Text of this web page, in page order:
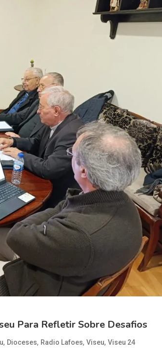
Para Refletir Sobre Desafios
, Dioceses, Radio Lafoes, Viseu, Viseu 24